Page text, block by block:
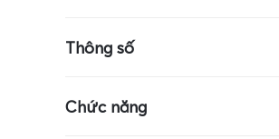
Thông số
Chức năng